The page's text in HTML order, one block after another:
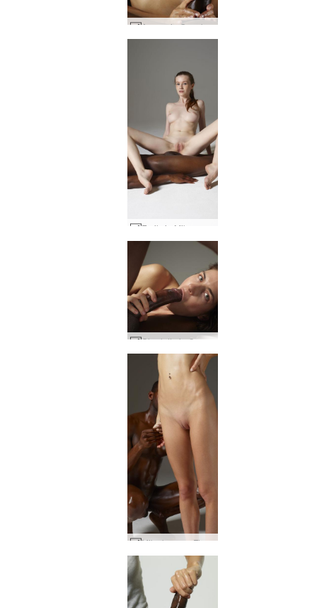
Amaya ja Goro kukon ohjaus #9
Charlotta ja Goro iso kalu energiaa #2
Mike kermaa Floraa #24